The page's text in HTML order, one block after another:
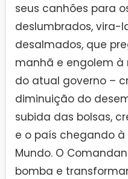
seus canhões para
deslumbrados, vira-
desalmados, que
manhã e engolem à
do atual governo –
diminuição do
subida das bolsas,
e o país chegando
Mundo. O
bomba e